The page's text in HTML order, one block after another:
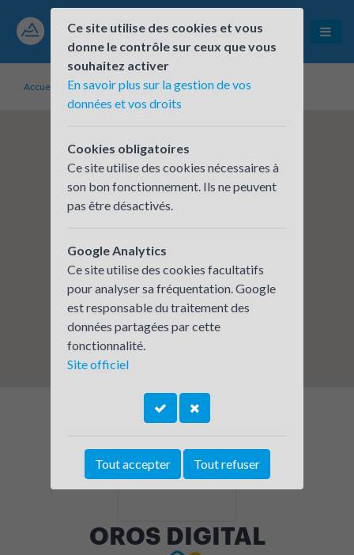
Accueil Établissements inscrits OROS DIGITAL
OROS DIGITAL
Ce site utilise des cookies et vous
donne le contrôle sur ceux que vous
souhaitez activer
En savoir plus sur la gestion de vos
données et vos droits
Cookies obligatoires
Ce site utilise des cookies nécessaires à
son bon fonctionnement. Ils ne peuvent
pas être désactivés.
Google Analytics
Ce site utilise des cookies facultatifs
pour analyser sa fréquentation. Google
est responsable du traitement des
données partagées par cette
fonctionnalité.
Site officiel
Tout accepter Tout refuser